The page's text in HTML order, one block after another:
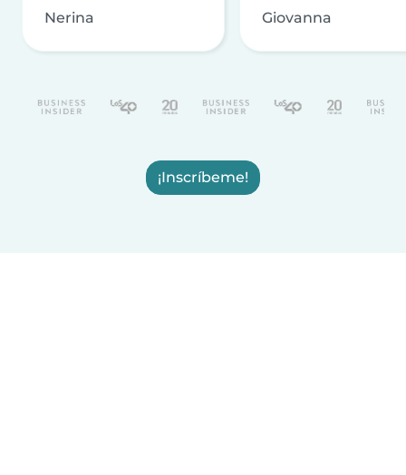
Nerina Giovanna
¡Inscríbeme!